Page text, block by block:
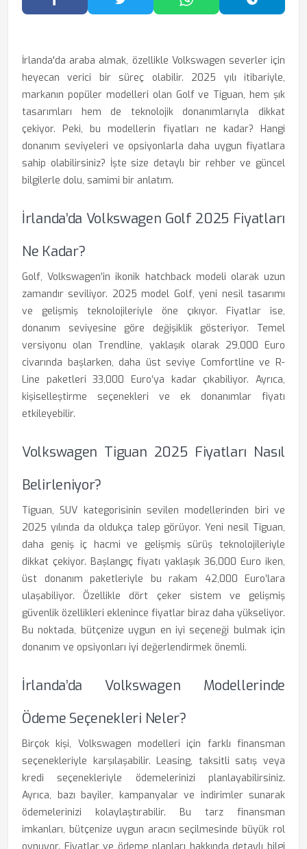
Facebook'ta PaylaşTwitter'da PaylaşWhatsApp'ta Paylaş
İrlanda'da araba almak, özellikle Volkswagen severler için
heyecan verici bir süreç olabilir. 2025 yılı itibariyle,
markanın popüler modelleri olan Golf ve Tiguan, hem şık
tasarımları hem de teknolojik donanımlarıyla dikkat
çekiyor. Peki, bu modellerin fiyatları ne kadar? Hangi
donanım seviyeleri ve opsiyonlarla daha uygun fiyatlara
sahip olabilirsiniz? İşte size detaylı bir rehber ve güncel
bilgilerle dolu, samimi bir anlatım.
İrlanda’da Volkswagen Golf 2025 Fiyatları
Ne Kadar?
Golf, Volkswagen’in ikonik hatchback modeli olarak uzun
zamandır seviliyor. 2025 model Golf, yeni nesil tasarımı
ve gelişmiş teknolojileriyle öne çıkıyor. Fiyatlar ise,
donanım seviyesine göre değişiklik gösteriyor. Temel
versiyonu olan Trendline, yaklaşık olarak 29,000 Euro
civarında başlarken, daha üst seviye Comfortline ve R-
Line paketleri 33,000 Euro’ya kadar çıkabiliyor. Ayrıca,
kişiselleştirme seçenekleri ve ek donanımlar fiyatı
etkileyebilir.
Volkswagen Tiguan 2025 Fiyatları Nasıl
Belirleniyor?
Tiguan, SUV kategorisinin sevilen modellerinden biri ve
2025 yılında da oldukça talep görüyor. Yeni nesil Tiguan,
daha geniş iç hacmi ve gelişmiş sürüş teknolojileriyle
dikkat çekiyor. Başlangıç fiyatı yaklaşık 36,000 Euro iken,
üst donanım paketleriyle bu rakam 42,000 Euro’lara
ulaşabiliyor. Özellikle dört çeker sistem ve gelişmiş
güvenlik özellikleri eklenince fiyatlar biraz daha yükseliyor.
Bu noktada, bütçenize uygun en iyi seçeneği bulmak için
donanım ve opsiyonları iyi değerlendirmek önemli.
İrlanda’da Volkswagen Modellerinde
Ödeme Seçenekleri Neler?
Birçok kişi, Volkswagen modelleri için farklı finansman
seçenekleriyle karşılaşabilir. Leasing, taksitli satış veya
kredi seçenekleriyle ödemelerinizi planlayabilirsiniz.
Ayrıca, bazı bayiler, kampanyalar ve indirimler sunarak
ödemelerinizi kolaylaştırabilir. Bu tarz finansman
imkanları, bütçenize uygun aracın seçilmesinde büyük rol